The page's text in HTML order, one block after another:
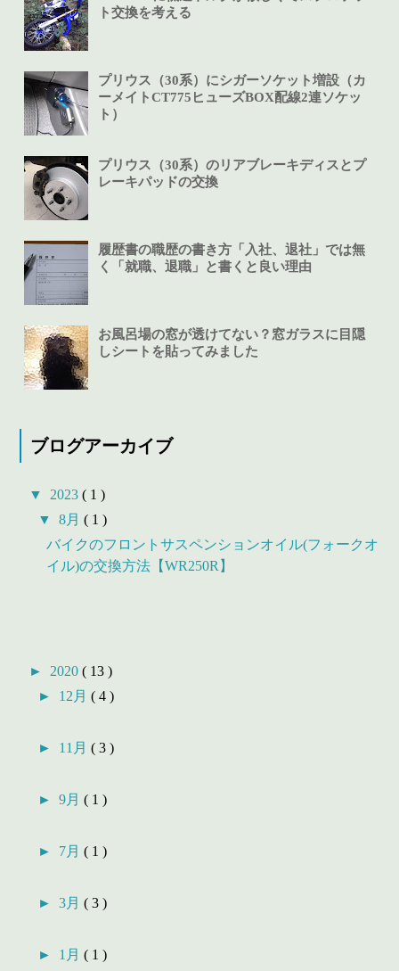
ト交換を考える
プリウス（30系）にシガーソケット増設（カ
ーメイトCT775ヒューズBOX配線2連ソケッ
ト）
プリウス（30系）のリアブレーキディスとプ
レーキパッドの交換
履歴書の職歴の書き方「入社、退社」では無
く「就職、退職」と書くと良い理由
お風呂場の窓が透けてない？窓ガラスに目隠
しシートを貼ってみました
ブログアーカイブ
▼ 2023( 1 )
▼8月( 1 )
バイクのフロントサスペンションオイル(フォークオ
イル)の交換方法【WR250R】
► 2020( 13 )
► 12月( 4 )
► 11月( 3 )
►9月( 1 )
► 7月( 1 )
►3月( 3 )
► 1月( 1 )